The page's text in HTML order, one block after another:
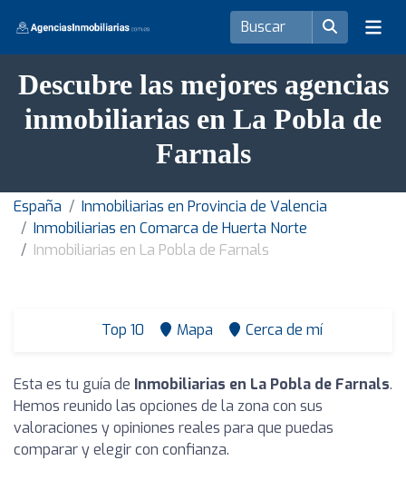
Descubre las mejores agencias
inmobiliarias en La Pobla de
Farnals
España
Inmobiliarias en Provincia de Valencia
Inmobiliarias en Comarca de Huerta Norte
Inmobiliarias en La Pobla de Farnals
Top 10 Mapa Cerca de mí
Esta es tu guía de Inmobiliarias en La Pobla de Farnals.
Hemos reunido las opciones de la zona con sus
valoraciones y opiniones reales para que puedas
comparar y elegir con confianza.